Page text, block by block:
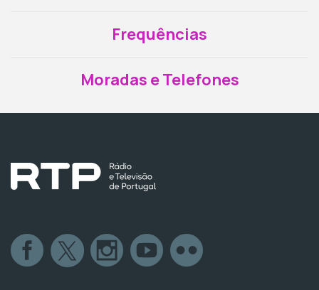
Frequências
Moradas e Telefones